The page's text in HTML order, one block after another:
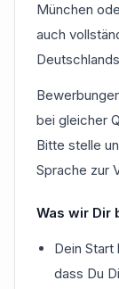
München
auch
bei gleicher
Bitte stelle
Sprache zur
Was wir Dir
Dein
dass Du